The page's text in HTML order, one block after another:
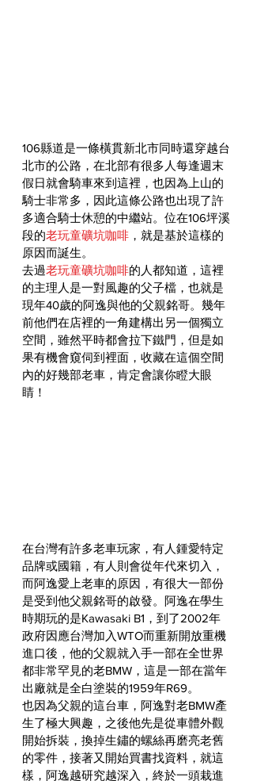
106縣道是一條橫貫新北市同時還穿越台
北市的公路，在北部有很多人每逢週末
假日就會騎車來到這裡，也因為上山的
騎士非常多，因此這條公路也出現了許
多適合騎士休憩的中繼站。位在106坪溪
段的老玩童礦坑咖啡 ，就是基於這樣的
原因而誕生。
去過老玩童礦坑咖啡的人都知道，這裡
的主理人是一對風趣的父子檔，也就是
現年40歲的阿逸與他的父親銘哥。幾年
前他們在店裡的一角建構出另一個獨立
空間，雖然平時都會拉下鐵門，但是如
果有機會窺伺到裡面，收藏在這個空間
內的好幾部老車，肯定會讓你瞪大眼
睛！
在台灣有許多老車玩家，有人鍾愛特定
品牌或國籍，有人則會從年代來切入，
而阿逸愛上老車的原因，有很大一部份
是受到他父親銘哥的啟發。阿逸在學生
時期玩的是Kawasaki B1，到了2002年
政府因應台灣加入WTO而重新開放重機
進口後，他的父親就入手一部在全世界
都非常罕見的老BMW，這是一部在當年
出廠就是全白塗裝的1959年R69。
也因為父親的這台車，阿逸對老BMW產
生了極大興趣，之後他先是從車體外觀
開始拆裝，換掉生鏽的螺絲再磨亮老舊
的零件，接著又開始買書找資料，就這
樣，阿逸越研究越深入，終於一頭栽進